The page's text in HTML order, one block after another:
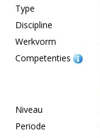
Type
Discipline
Werkvorm
Competenties
Niveau
Periode